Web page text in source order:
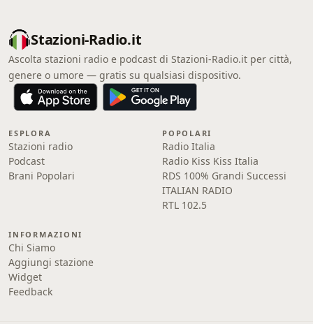
Stazioni-Radio.it
Ascolta stazioni radio e podcast di Stazioni-Radio.it per città,
genere o umore — gratis su qualsiasi dispositivo.
ESPLORA
Stazioni radio
Podcast
Brani Popolari
POPOLARI
Radio Italia
Radio Kiss Kiss Italia
RDS 100% Grandi Successi
ITALIAN RADIO
RTL 102.5
INFORMAZIONI
Chi Siamo
Aggiungi stazione
Widget
Feedback